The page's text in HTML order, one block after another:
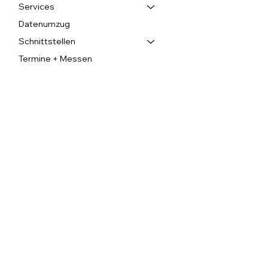
Services
Datenumzug
Schnittstellen
Termine + Messen